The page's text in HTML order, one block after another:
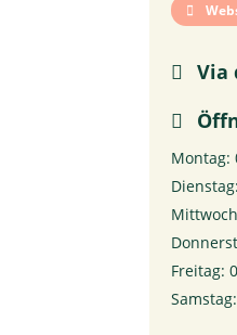
Via
Montag:
Freitag: